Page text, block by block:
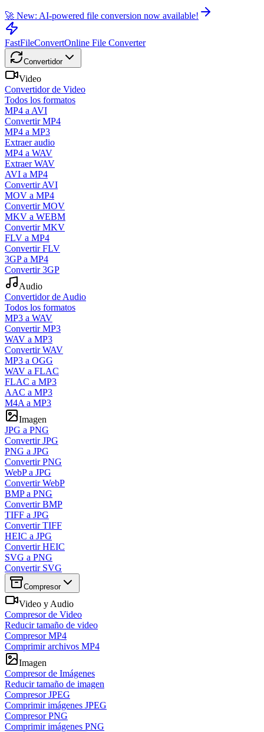
🚀 New: AI-powered file conversion now available!
FastFileConvertOnline File Converter
Convertidor
Video
Convertidor de Video
Todos los formatos
MP4 a AVI
Convertir MP4
MP4 a MP3
Extraer audio
MP4 a WAV
Extraer WAV
AVI a MP4
Convertir AVI
MOV a MP4
Convertir MOV
MKV a WEBM
Convertir MKV
FLV a MP4
Convertir FLV
3GP a MP4
Convertir 3GP
Audio
Convertidor de Audio
Todos los formatos
MP3 a WAV
Convertir MP3
WAV a MP3
Convertir WAV
MP3 a OGG
WAV a FLAC
FLAC a MP3
AAC a MP3
M4A a MP3
Imagen
JPG a PNG
Convertir JPG
PNG a JPG
Convertir PNG
WebP a JPG
Convertir WebP
BMP a PNG
Convertir BMP
TIFF a JPG
Convertir TIFF
HEIC a JPG
Convertir HEIC
SVG a PNG
Convertir SVG
Compresor
Video y Audio
Compresor de Video
Reducir tamaño de video
Compresor MP4
Comprimir archivos MP4
Imagen
Compresor de Imágenes
Reducir tamaño de imagen
Compresor JPEG
Comprimir imágenes JPEG
Compresor PNG
Comprimir imágenes PNG